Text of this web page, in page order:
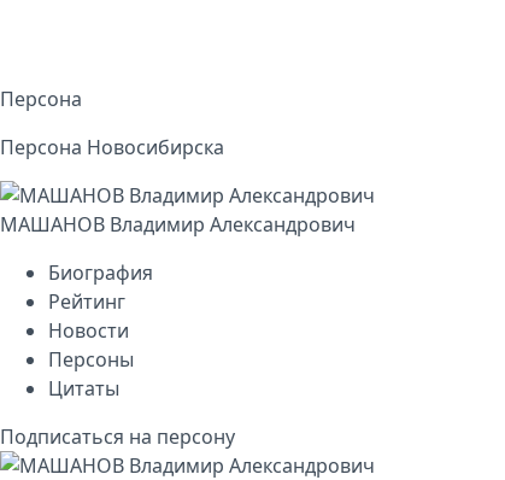
Персона
Персона Новосибирска
МАШАНОВ Владимир Александрович
Биография
Рейтинг
Новости
Персоны
Цитаты
Подписаться на персону